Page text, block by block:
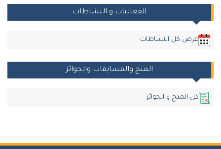
الفعاليات و النشاطات
عرض كل النشاطات
المنح والمسابقات والجوائز
كل المنح و الجوائز